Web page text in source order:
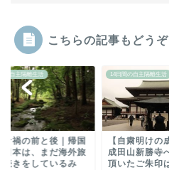
こちらの記事もどうぞ
の自主隔離生活
粛明けの成田観光】
山新勝寺への参拝・
たご朱印は６種類！
14日間の自主隔離生活
14日間の自主
に食べたスー
ビニごはん｜